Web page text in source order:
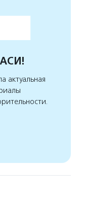
актуальная